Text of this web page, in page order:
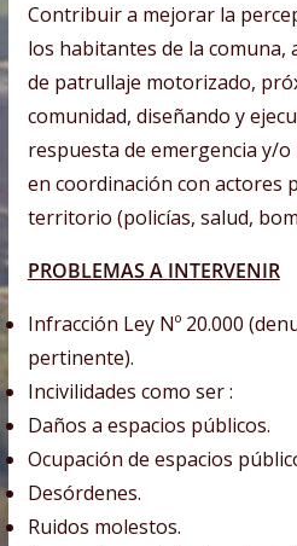
Contribuir a mejorar la
los habitantes de la comuna,
de patrullaje motorizado,
comunidad, diseñando y
respuesta de emergencia y/
en coordinación con actores
territorio (policías, salud,
PROBLEMAS A INTERVENIR
Infracción Ley Nº 20.000
pertinente).
Incivilidades como ser :
Daños a espacios públicos.
Ocupación de espacios
Desórdenes.
Ruidos molestos.